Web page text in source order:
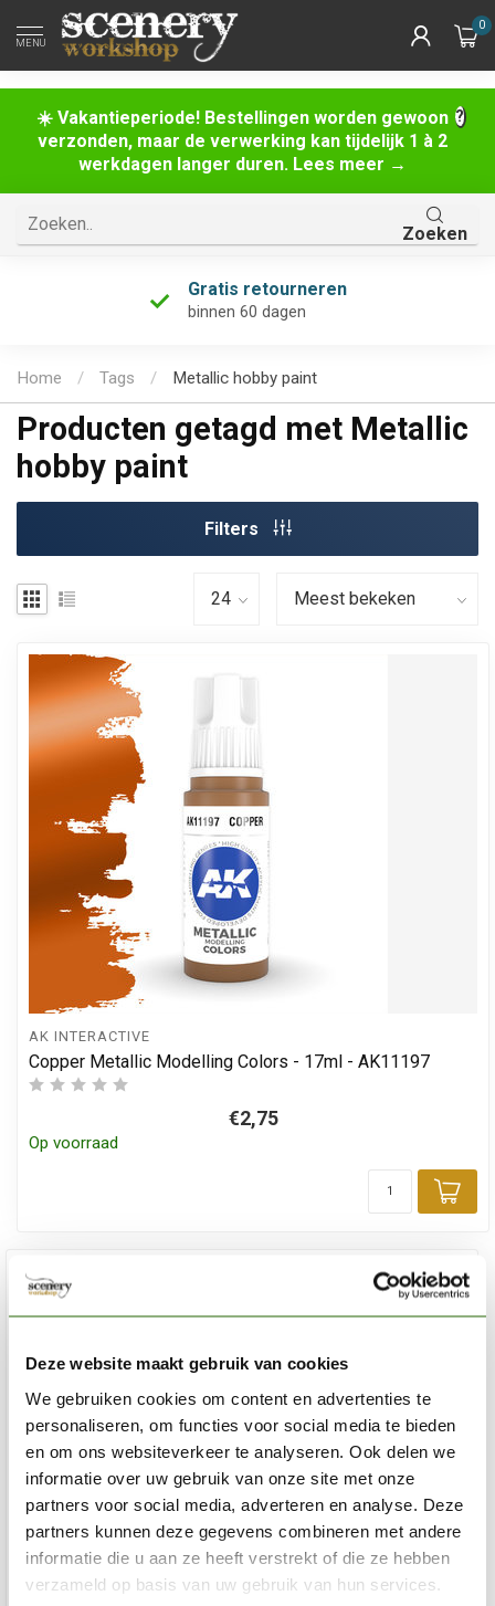
Deze website maakt gebruik van cookies
We gebruiken cookies om content en advertenties te
personaliseren, om functies voor social media te bieden
en om ons websiteverkeer te analyseren. Ook delen we
informatie over uw gebruik van onze site met onze
partners voor social media, adverteren en analyse. Deze
partners kunnen deze gegevens combineren met andere
informatie die u aan ze heeft verstrekt of die ze hebben
verzameld op basis van uw gebruik van hun services.
☀️ Vakantieperiode! Bestellingen worden gewoon
verzonden, maar de verwerking kan tijdelijk 1 à 2
werkdagen langer duren. Lees meer →
MENU
0
Zoeken
Gratis retourneren
binnen 60 dagen
Home / Tags / Metallic hobby paint
Producten getagd met Metallic
hobby paint
Filters
AK INTERACTIVE
Copper Metallic Modelling Colors - 17ml - AK11197
€2,75
Op voorraad